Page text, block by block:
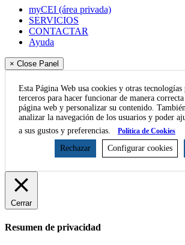
myCEI (área privada)
SERVICIOS
CONTACTAR
Ayuda
× Close Panel
Esta Página Web usa cookies y otras
terceros para hacer funcionar de manera
página web y personalizar su contenido.
analizar la navegación de los usuarios y poder
a sus gustos y preferencias.
Política de Cookies
Rechazar Configurar cookies
Cerrar
Resumen de privacidad